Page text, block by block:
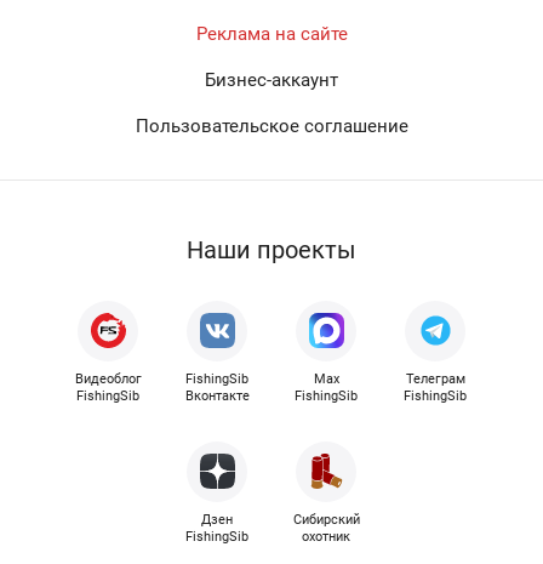
Реклама на сайте
Бизнес-аккаунт
Пользовательское соглашение
Наши проекты
Видеоблог
FishingSib
FishingSib
Вконтакте
Max
FishingSib
Телеграм
FishingSib
Дзен
FishingSib
Сибирский
охотник